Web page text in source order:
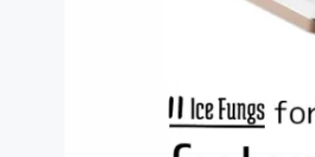
まちづくり・地域活性化